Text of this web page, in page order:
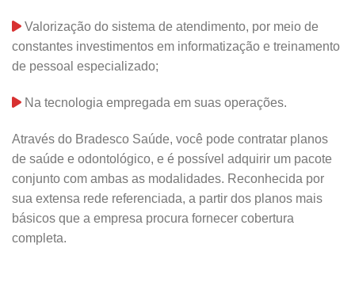
Valorização do sistema de atendimento, por meio de
constantes investimentos em informatização e treinamento
de pessoal especializado;
Na tecnologia empregada em suas operações.
Através do Bradesco Saúde, você pode contratar planos
de saúde e odontológico, e é possível adquirir um pacote
conjunto com ambas as modalidades. Reconhecida por
sua extensa rede referenciada, a partir dos planos mais
básicos que a empresa procura fornecer cobertura
completa.